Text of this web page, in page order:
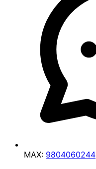
MAX: 9804060244